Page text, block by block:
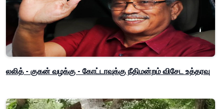
லலித் - குகன் வழக்கு - கோட்டாவுக்கு நீதிமன்றம் விசேட உத்தரவு